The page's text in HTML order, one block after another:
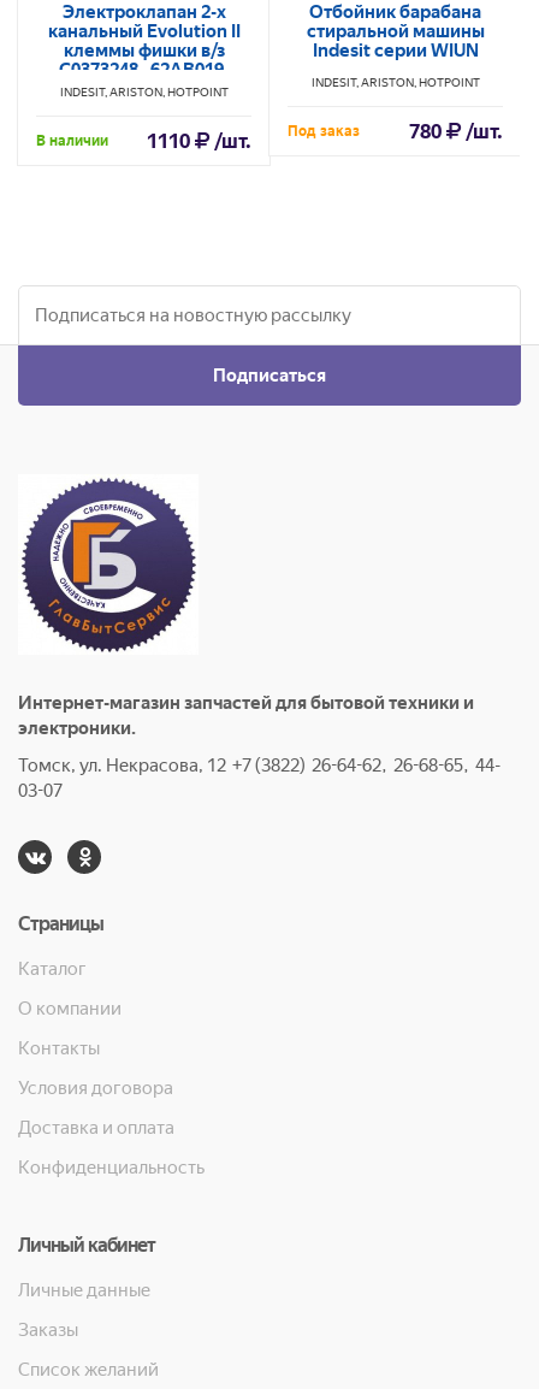
Электроклапан 2-х
канальный Evolution II
клеммы фишки в/з
C0373248, 62AB019,
VAL021ID, 093843, 96877
INDESIT, ARISTON, HOTPOINT
В наличии 1110 /шт.
Отбойник барабана
стиральной машины
Indesit серии WIUN
INDESIT, ARISTON, HOTPOINT
Под заказ 780 /шт.
Подписаться
Интернет-магазин запчастей для бытовой техники и
электроники.
Томск, ул. Некрасова, 12 +7 (3822) 26-64-62, 26-68-65, 44-
03-07
Страницы
Каталог
О компании
Контакты
Условия договора
Доставка и оплата
Конфиденциальность
Личный кабинет
Личные данные
Заказы
Список желаний